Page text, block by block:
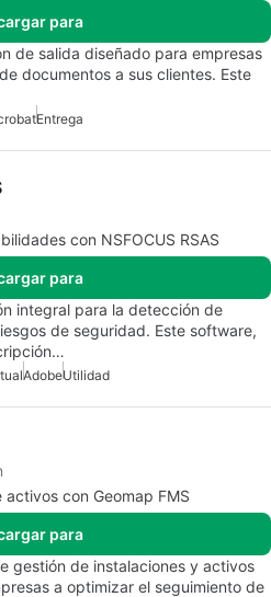
para
de salida diseñado para empresas
documentos a sus clientes. Este
Entrega
con NSFOCUS RSAS
para
integral para la detección de
de seguridad. Este software,
AdobeUtilidad
con Geomap FMS
para
gestión de instalaciones y activos
a optimizar el seguimiento de